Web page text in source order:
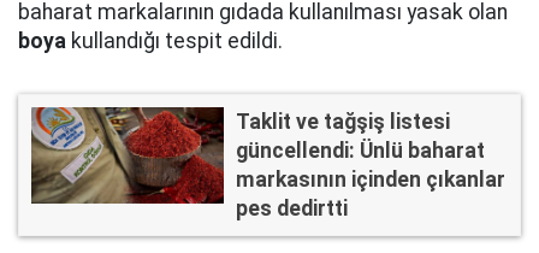
baharat markalarının gıdada kullanılması yasak olan
boya kullandığı tespit edildi.
Taklit ve tağşiş listesi
güncellendi: Ünlü baharat
markasının içinden çıkanlar
pes dedirtti